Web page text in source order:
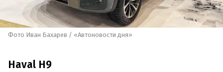
Фото Иван Бахарев / «Автоновости дня»
Haval H9